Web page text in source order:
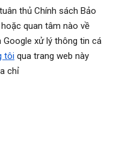
thủ Chính sách Bảo
quan tâm nào về
xử lý thông tin cá
tôi qua trang web này
chỉ